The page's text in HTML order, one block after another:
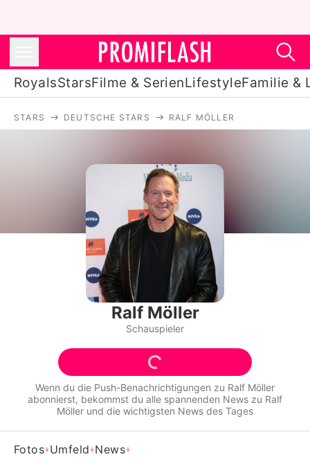
RoyalsStarsFilme & SerienLifestyleFamilie &
Filme & Serien
Lifestyle
Familie & Liebe
Promiflash Exklusiv
Alle Themen auf Promiflash
Jobs
App runterladen
Team
STARS DEUTSCHE STARS RALF MÖLLER
Ralf Möller
Schauspieler
Wenn du die Push-Benachrichtigungen zu Ralf Möller
abonnierst, bekommst du alle spannenden News zu Ralf
Möller und die wichtigsten News des Tages
Fotos Umfeld News